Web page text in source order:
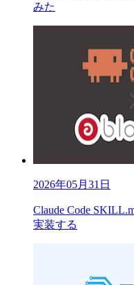
みた
2026年05月31日
Claude Code
実装する